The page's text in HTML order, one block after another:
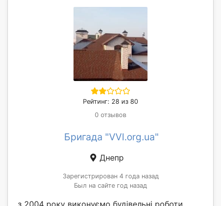
Рейтинг: 28 из 80
0 отзывов
Бригада "VVI.org.ua"
Днепр
Зарегистрирован 4 года назад
Был на сайте год назад
з 2004 року виконуємо будівельні роботи